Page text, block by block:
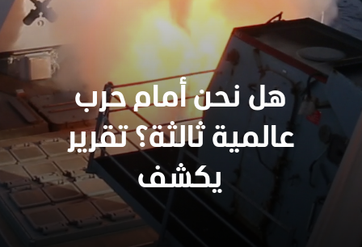
هل نحن أمام حرب
عالمية ثالثة؟ تقرير
يكشف